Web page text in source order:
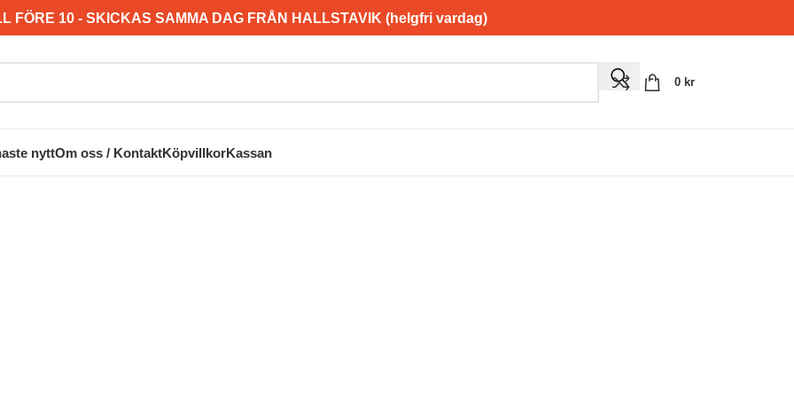
FÖRE 10 - SKICKAS SAMMA DAG FRÅN HALLSTAVIK (helgfri vardag)
0 kr
nyttOm oss / KontaktKöpvillkorKassan